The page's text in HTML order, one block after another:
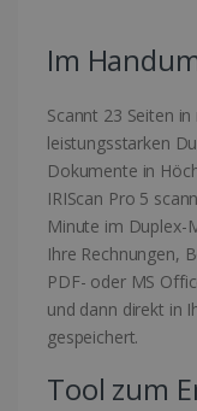
Im
Scannt 23 Seiten
leistungsstarken
Dokumente in
IRIScan Pro 5
Minute im Duplex-
Ihre Rechnungen,
PDF- oder MS
und dann direkt in
gespeichert.
Tool zum